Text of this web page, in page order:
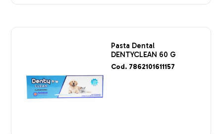
Pasta Dental
DENTYCLEAN 60 G
Cod. 7862101611157